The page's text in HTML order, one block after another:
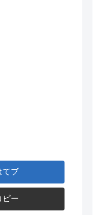
てブ
ピー